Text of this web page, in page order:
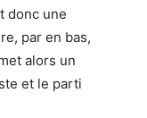
donc une
par en bas,
alors un
et le parti